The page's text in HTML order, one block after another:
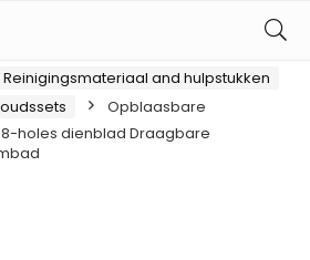
Reinigingsmateriaal and hulpstukken
Opblaasbare
holes dienblad Draagbare